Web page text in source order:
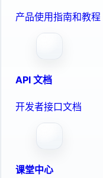
产品使用指南和教程
API 文档
开发者接口文档
课堂中心